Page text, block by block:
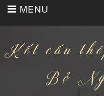
MENU
TRANG CHỦ GIỚI
Kết cấu
Bộ